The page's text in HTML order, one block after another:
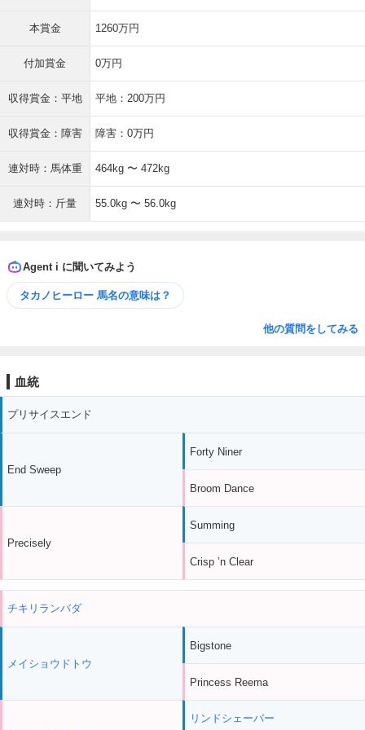
本賞金 1260万円
付加賞金 0万円
収得賞金：平地 平地：200万円
収得賞金：障害 障害：0万円
連対時：馬体重 464kg 〜 472kg
連対時：斤量 55.0kg 〜 56.0kg
Agent i に聞いてみよう
タカノヒーロー 馬名の意味は？
他の質問をしてみる
血統
プリサイスエンド
End Sweep
Precisely
Forty Niner
Broom Dance
Summing
Crisp ’n Clear
チキリランバダ
メイショウドトウ
Bigstone
Princess Reema
リンドシェーバー